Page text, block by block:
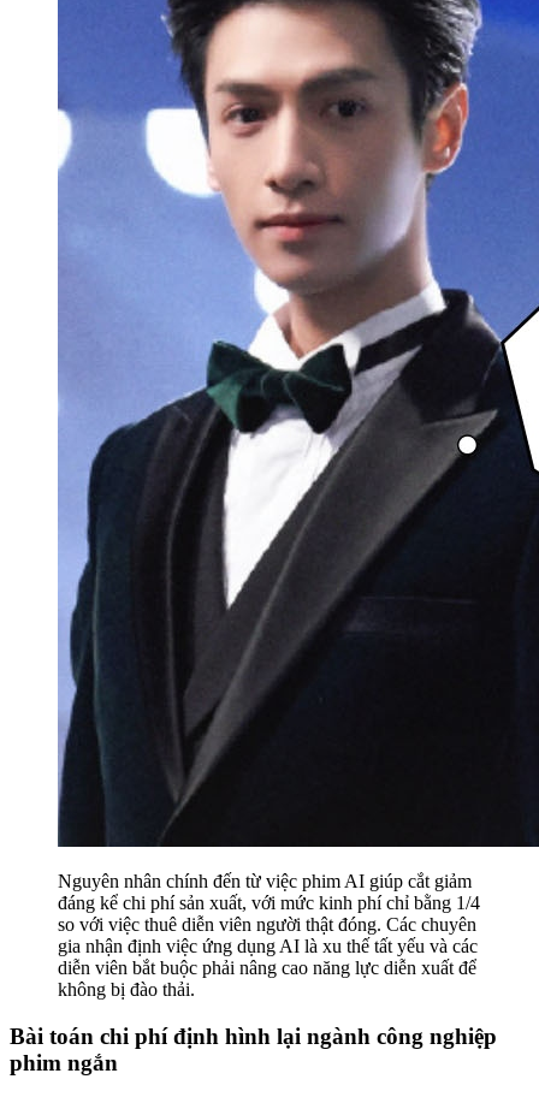
Nguyên nhân chính đến từ việc phim AI giúp cắt giảm
đáng kể chi phí sản xuất, với mức kinh phí chỉ bằng 1/4
so với việc thuê diễn viên người thật đóng. Các chuyên
gia nhận định việc ứng dụng AI là xu thế tất yếu và các
diễn viên bắt buộc phải nâng cao năng lực diễn xuất để
không bị đào thải.
Bài toán chi phí định hình lại ngành công nghiệp
phim ngắn